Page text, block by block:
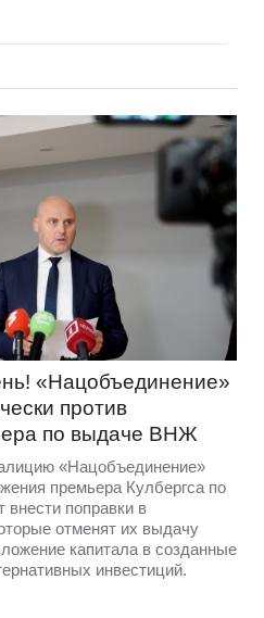
«Нацобъединение»
против
по выдаче ВНЖ
«Нацобъединение»
премьера Кулбергса по
поправки в
отменят их выдачу
капитала в созданные
инвестиций.